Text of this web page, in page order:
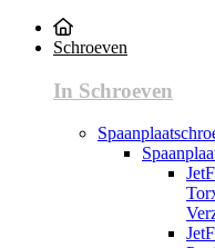
Schroeven
In Schroeven